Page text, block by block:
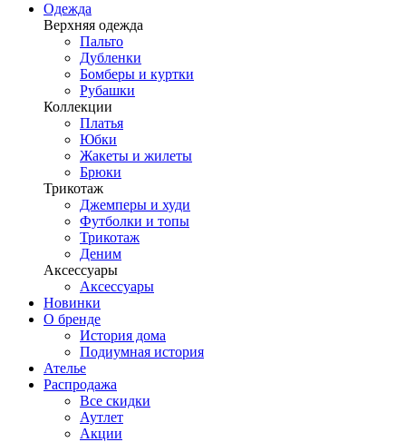
Одежда
Верхняя одежда
Пальто
Дубленки
Бомберы и куртки
Рубашки
Коллекции
Платья
Юбки
Жакеты и жилеты
Брюки
Трикотаж
Джемперы и худи
Футболки и топы
Трикотаж
Деним
Аксессуары
Аксессуары
Новинки
О бренде
История дома
Подиумная история
Ателье
Распродажа
Все скидки
Аутлет
Акции